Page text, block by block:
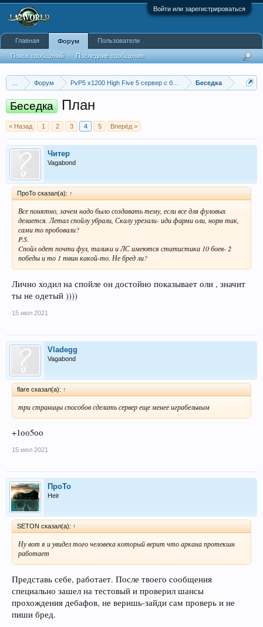
Войти или зарегистрироваться
Форум PvP5 x1200 High Five 5 сервер с баферомБеседка
Беседка План
< Назад 1 2 3 4 5 Вперёд >
Читер
Vagabond
ПроТо сказал(а): ↑
Все понятно, зачем надо было создавать тему, если все для фуловых
делается. Летал спойлу убрали, Скалу урезали- иди фарми оли, норм так,
сами то пробовали?
P.S.
Cпойл одет почти фул, талики и ЛС имеются статистика 10 боев- 2
победы и то 1 твин какой-то. Не бред ли?
Лично ходил на спойле он достойно показывает оли , значит
ты не одетый ))))
15 июл 2021
Vladegg
Vagabond
flare сказал(а): ↑
три страницы способов сделать сервер еще менее играбельным
+1оо5оо
15 июл 2021
ПроТо
Heir
SETON сказал(а): ↑
Ну вот я и увидел того человека который верит что аркана протекшн
работает
Представь себе, работает. После твоего сообщения
специально зашел на тестовый и проверил шансы
прохождения дебафов, не веришь-зайди сам проверь и не
пиши бред.
Главная Форум
Поиск сообщений Последние сообщения
Пользователи